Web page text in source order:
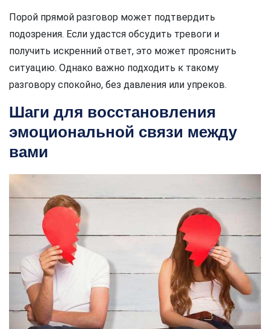
Порой прямой разговор может подтвердить
подозрения. Если удастся обсудить тревоги и
получить искренний ответ, это может прояснить
ситуацию. Однако важно подходить к такому
разговору спокойно, без давления или упреков.
Шаги для восстановления
эмоциональной связи между
вами